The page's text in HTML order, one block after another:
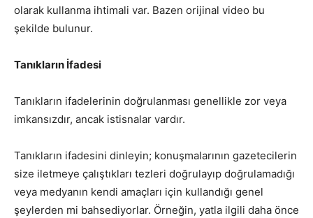
olarak kullanma ihtimali var. Bazen orijinal video bu
şekilde bulunur.
Tanıkların İfadesi
Tanıkların ifadelerinin doğrulanması genellikle zor veya
imkansızdır, ancak istisnalar vardır.
Tanıkların ifadesini dinleyin; konuşmalarının gazetecilerin
size iletmeye çalıştıkları tezleri doğrulayıp doğrulamadığı
veya medyanın kendi amaçları için kullandığı genel
şeylerden mi bahsediyorlar. Örneğin, yatla ilgili daha önce